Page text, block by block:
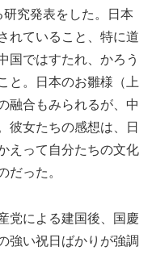
究発表をした。日本
れていること、特に道
国ではすたれ、かろう
と。日本のお雛様（上
融合もみられるが、中
彼女たちの感想は、日
えって自分たちの文化
だった。
党による建国後、国慶
強い祝日ばかりが強調